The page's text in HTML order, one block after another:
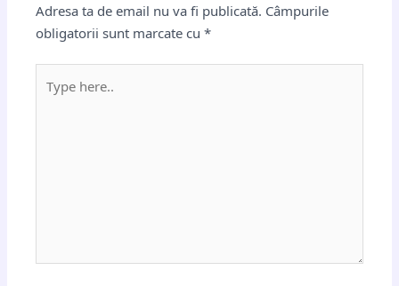
Adresa ta de email nu va fi publicată. Câmpurile
obligatorii sunt marcate cu*
here..